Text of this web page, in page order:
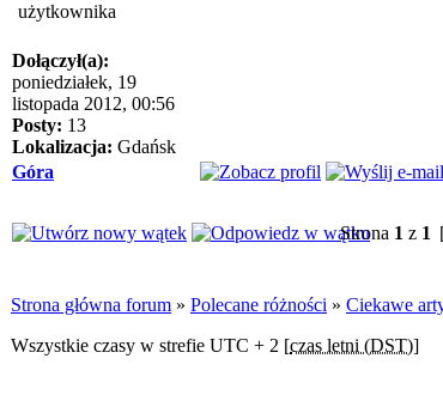
Dołączył(a):
poniedziałek, 19
listopada 2012, 00:56
Posty: 13
Lokalizacja: Gdańsk
Góra
Strona 1 z 1
Strona główna forum » Polecane różności » Ciekawe
Wszystkie czasy w strefie UTC + 2 [czas letni (DST)]